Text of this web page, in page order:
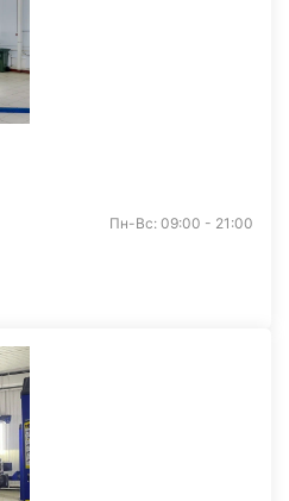
Пн-Вс: 09:00 - 21:00